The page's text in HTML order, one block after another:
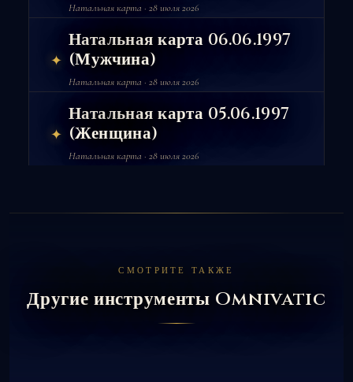
Натальная карта · 28 июля 2026
✦
Натальная карта 06.06.1997
(Мужчина)
Натальная карта · 28 июля 2026
✦
Натальная карта 05.06.1997
(Женщина)
Натальная карта · 28 июля 2026
СМОТРИТЕ ТАКЖЕ
Другие инструменты Omnivatic